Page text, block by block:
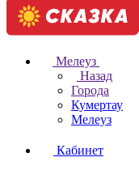
Мелеуз
Назад
Города
Кумертау
Мелеуз
Кабинет